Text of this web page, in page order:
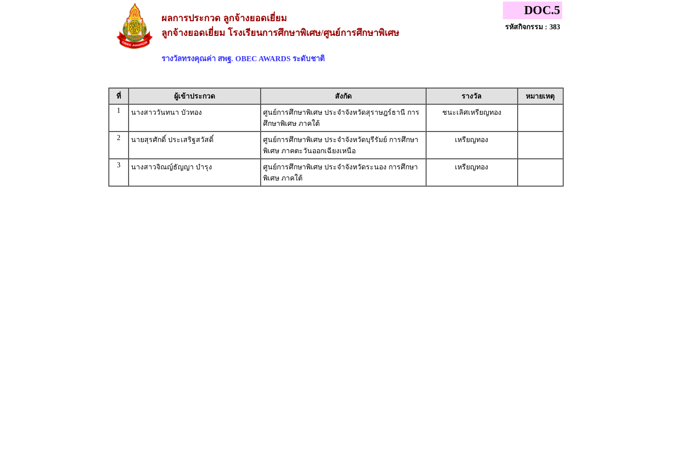
ผลการประกวด ลูกจ้างยอดเยี่ยม
ลูกจ้างยอดเยี่ยม โรงเรียนการศึกษาพิเศษ/ศูนย์การศึกษาพิเศษ
รางวัลทรงคุณค่า สพฐ. OBEC AWARDS ระดับชาติ
DOC.5
รหัสกิจกรรม : 383
ที่ ผู้เข้าประกวด สังกัด รางวัล
หมายเหตุ
1
นางสาววันทนา บัวทอง
ศูนย์การศึกษาพิเศษ ประจำจังหวัดสุราษฎร์ธานี การ
ศึกษาพิเศษ ภาคใต้
ชนะเลิศเหรียญทอง
2 นายสุรศักดิ์ ประเสริฐสวัสดิ์
ศูนย์การศึกษาพิเศษ ประจำจังหวัดบุรีรัมย์ การศึกษา
พิเศษ ภาคตะวันออกเฉียงเหนือ
เหรียญทอง
3 นางสาวจิณญ์ธัญญา บำรุง
ศูนย์การศึกษาพิเศษ ประจำจังหวัดระนอง การศึกษา
พิเศษ ภาคใต้
เหรียญทอง